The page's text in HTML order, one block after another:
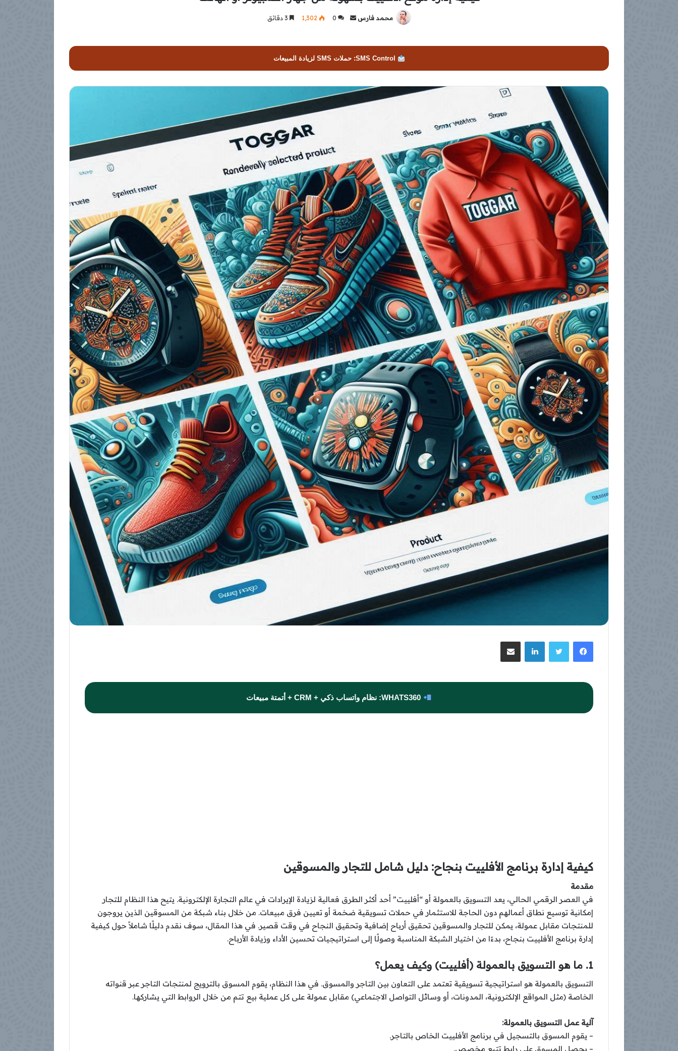
محمد فارس
أرسل0 1٬302
فيسبوك لينكدإن
كيفية إدارة برنامج الأفلييت بنجاح: دليل شامل للتجار والمسوقين
مقدمة
في العصر الرقمي الحالي، يعد التسويق بالعمولة أو “أفلييت” أحد أكثر الطرق فعالية لزيادة الإيرادات في عالم التجارة الإلكترونية. يتيح هذا النظام للتجار
إمكانية توسيع نطاق أعمالهم دون الحاجة للاستثمار في حملات تسويقية ضخمة أو تعيين فرق مبيعات. من خلال بناء شبكة من المسوقين الذين يروجون
للمنتجات مقابل عمولة، يمكن للتجار والمسوقين تحقيق أرباح إضافية وتحقيق النجاح في وقت قصير. في هذا المقال، سوف نقدم دليلًا شاملاً حول كيفية
إدارة برنامج الأفلييت بنجاح، بدءًا من اختيار الشبكة المناسبة وصولًا إلى استراتيجيات تحسين الأداء وزيادة الأرباح.
1. ما هو التسويق بالعمولة (أفلييت) وكيف يعمل؟
التسويق بالعمولة هو استراتيجية تسويقية تعتمد على التعاون بين التاجر والمسوق. في هذا النظام، يقوم المسوق بالترويج لمنتجات التاجر عبر قنواته
الخاصة (مثل المواقع الإلكترونية، المدونات، أو وسائل التواصل الاجتماعي) مقابل عمولة على كل عملية بيع تتم من خلال الروابط التي يشاركها.
آلية عمل التسويق بالعمولة:
– يقوم المسوق بالتسجيل في برنامج الأفلييت الخاص بالتاجر.
– يحصل المسوق على رابط تتبع مخصص.